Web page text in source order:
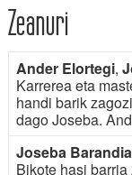
Zeanuri
Ander Elortegi,
Karrerea eta
handi barik
dago Joseba.
Joseba
Bikote hasi